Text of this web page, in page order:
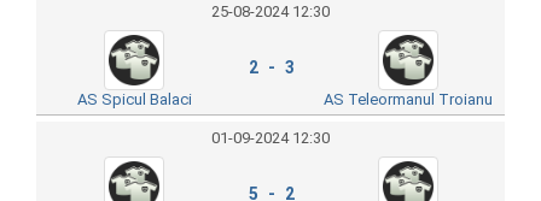
25-08-2024 12:30
AS Spicul Balaci
2 - 3
AS Teleormanul Troianu
01-09-2024 12:30
5 - 2